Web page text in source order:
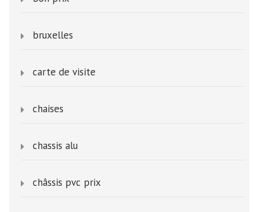
bruxelles
carte de visite
chaises
chassis alu
châssis pvc prix